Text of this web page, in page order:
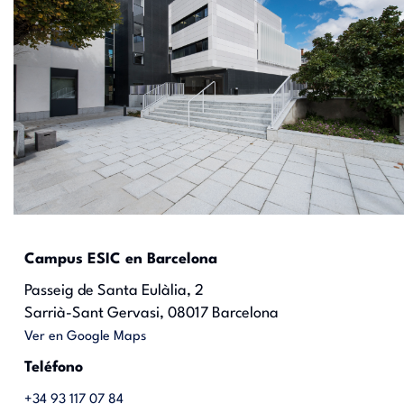
Campus ESIC en Barcelona
Passeig de Santa Eulàlia, 2
Sarrià-Sant Gervasi, 08017 Barcelona
Ver en Google Maps
Teléfono
+34 93 117 07 84